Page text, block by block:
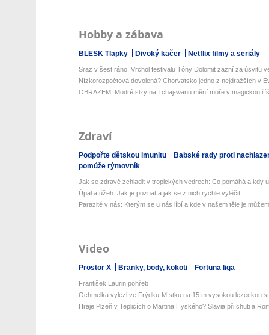
Hobby a zábava
BLESK Tlapky Divoký kačer Netflix filmy a seriály
Sraz v šest ráno. Vrchol festivalu Tóny Dolomit zazní za úsvitu
Nízkorozpočtová dovolená? Chorvatsko jedno z nejdražších v
OBRAZEM: Modré slzy na Tchaj-wanu mění moře v magickou
Zdraví
Podpořte dětskou imunitu
Babské rady proti
pomůže rýmovník
Jak se zdravě zchladit v tropických vedrech: Co pomáhá a kdy
Úpal a úžeh: Jak je poznat a jak se z nich rychle vyléčit
Parazité v nás: Kterým se u nás líbí a kde v našem těle je
Video
Prostor X Branky, body, kokoti Fortuna liga
František Laurin pohřeb
Ochmelka vylezl ve Frýdku-Místku na 15 m vysokou lezeckou
Hraje Plzeň v Teplicích o Martina Hyského? Slavia při chuti a